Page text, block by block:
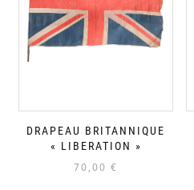
DRAPEAU BRITANNIQUE
« LIBERATION »
70,00 €